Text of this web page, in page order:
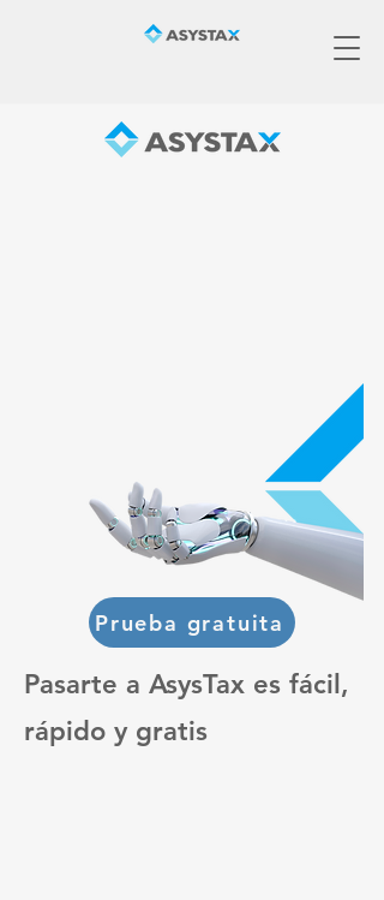
Prueba gratuita
Pasarte a AsysTax es fácil,
rápido y gratis